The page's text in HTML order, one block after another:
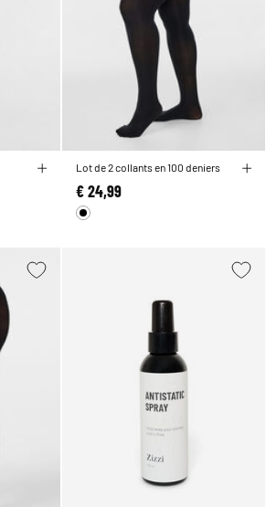
Lot de 2 collants en 100 deniers
€ 24,99